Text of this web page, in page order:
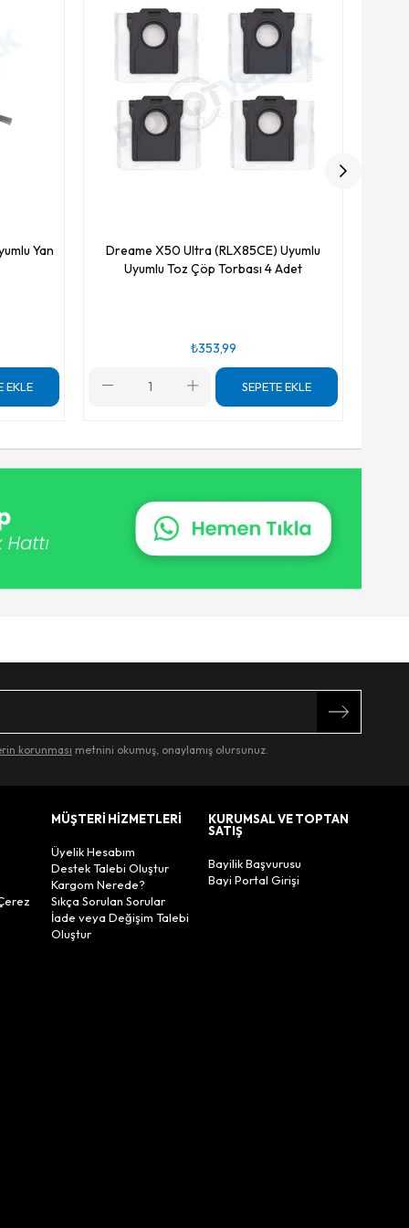
Yan
EKLE
Dreame X50 Ultra (RLX85CE) Uyumlu
Uyumlu Toz Çöp Torbası 4 Adet
₺353,99
SEPETE EKLE
korunması metnini okumuş, onaylamış olursunuz.
MÜŞTERİ HİZMETLERİ
Üyelik Hesabım
Destek Talebi Oluştur
Kargom Nerede?
Sıkça Sorulan Sorular
İade veya Değişim Talebi
Oluştur
KURUMSAL VE TOPTAN
SATIŞ
Bayilik Başvurusu
Bayi Portal Girişi